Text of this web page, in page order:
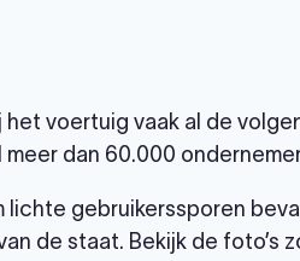
voertuig vaak al de
dan 60.000
gebruikerssporen
de staat. Bekijk de foto’s